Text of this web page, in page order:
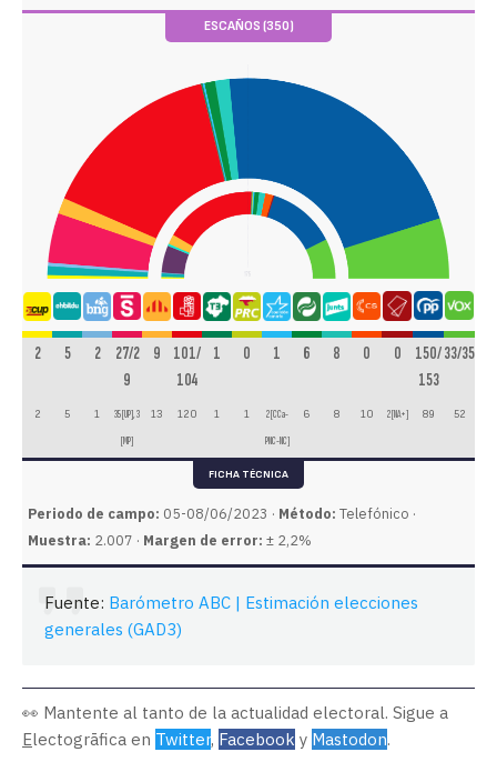
ESCAÑOS (350)
2 5 2
27/2
9
9
101/
104
1 0 1 6 8 0 0
150/
153
33/35
2 5 1
35 [UP], 3
[MP]
13 120 1 1
2 [CCa-
PNC-NC]
6 8 10 2 [NA+] 89 52
FICHA TÉCNICA
Periodo de campo: 05-08/06/2023 · Método: Telefónico ·
Muestra: 2.007 · Margen de error: ± 2,2%
Fuente: Barómetro ABC | Estimación elecciones
generales (GAD3)
👀 Mantente al tanto de la actualidad electoral. Sigue a
Electogrāfica en Twitter, Facebook y Mastodon.